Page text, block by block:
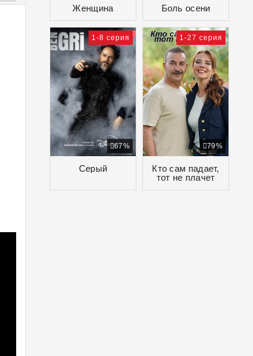
Женщина Боль осени
Серый
67%
1-8 серия
Кто сам падает,
тот не плачет
79%
1-27 серия